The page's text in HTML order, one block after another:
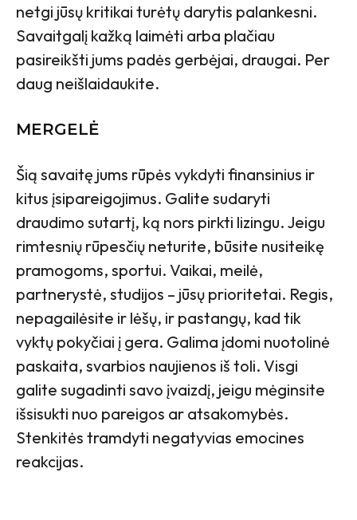
netgi jūsų kritikai turėtų darytis palankesni.
Savaitgalį kažką laimėti arba plačiau
pasireikšti jums padės gerbėjai, draugai. Per
daug neišlaidaukite.
MERGELĖ
Šią savaitę jums rūpės vykdyti finansinius ir
kitus įsipareigojimus. Galite sudaryti
draudimo sutartį, ką nors pirkti lizingu. Jeigu
rimtesnių rūpesčių neturite, būsite nusiteikę
pramogoms, sportui. Vaikai, meilė,
partnerystė, studijos – jūsų prioritetai. Regis,
nepagailėsite ir lėšų, ir pastangų, kad tik
vyktų pokyčiai į gera. Galima įdomi nuotolinė
paskaita, svarbios naujienos iš toli. Visgi
galite sugadinti savo įvaizdį, jeigu mėginsite
išsisukti nuo pareigos ar atsakomybės.
Stenkitės tramdyti negatyvias emocines
reakcijas.